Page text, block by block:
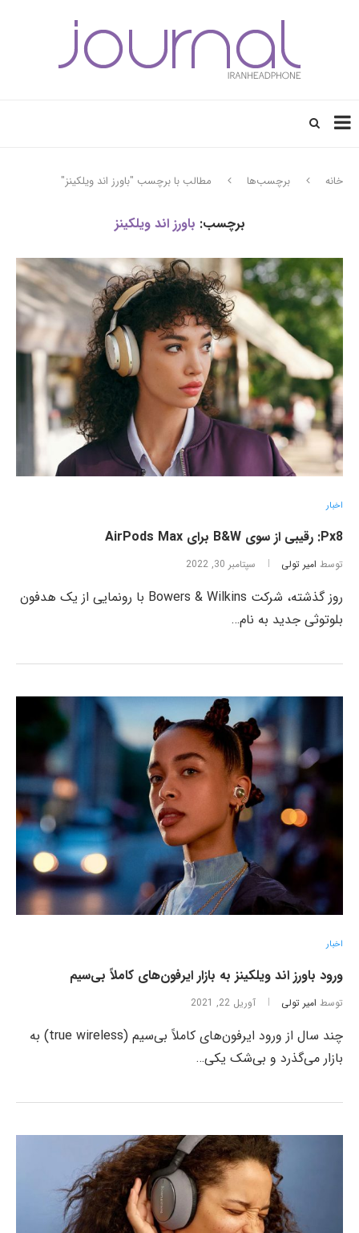
خانه برچسب‌ها مطالب با برچسب "باورز اند ویلکینز"
برچسب: باورز اند ویلکینز
اخبار
Px8: رقیبی از سوی B&W برای AirPods Max
توسط امیر تولی سپتامبر 30, 2022
روز گذشته، شرکت Bowers & Wilkins با رونمایی از یک هدفون
بلوتوثی جدید به نام…
اخبار
ورود باورز اند ویلکینز به بازار ایرفون‌های کاملاً بی‌سیم
توسط امیر تولی آوریل 22, 2021
چند سال از ورود ایرفون‌های کاملاً بی‌سیم (true wireless) به
بازار می‌گذرد و بی‌شک یکی…